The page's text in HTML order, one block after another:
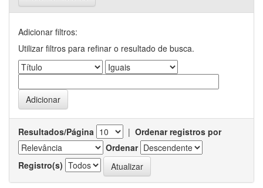
Adicionar filtros:
Utilizar filtros para refinar o resultado de busca.
Resultados/Página | Ordenar registros por
Ordenar
Registro(s)